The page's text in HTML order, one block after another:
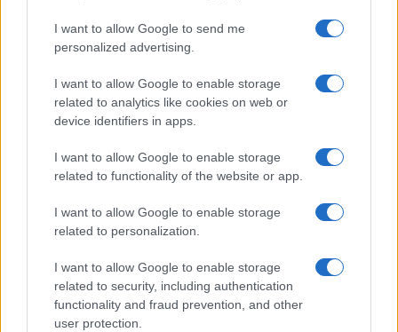
I want to allow Google to send me
personalized advertising.
I want to allow Google to enable storage
related to analytics like cookies on web or
device identifiers in apps.
I want to allow Google to enable storage
related to functionality of the website or app.
I want to allow Google to enable storage
related to personalization.
I want to allow Google to enable storage
related to security, including authentication
functionality and fraud prevention, and other
user protection.
William, Kate e i principini in Scozia per i giochi del
Commonwealth: tutti i dettagli
GAMING NEWS